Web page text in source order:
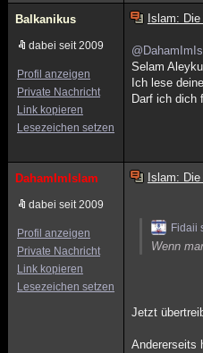
Balkanikus
dabei seit 2009
Profil anzeigen
Private Nachricht
Link kopieren
Lesezeichen setzen
Islam:
Selam
Ich lese
Darf ich dich
DahamImIslam
dabei seit 2009
Profil anzeigen
Private Nachricht
Link kopieren
Lesezeichen setzen
Islam:
Fidaii
Wenn
Jetzt
Andererseits